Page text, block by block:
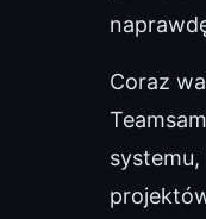
Coraz
systemu,